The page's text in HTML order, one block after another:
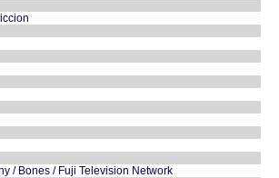
/ Bones / Fuji Television Network